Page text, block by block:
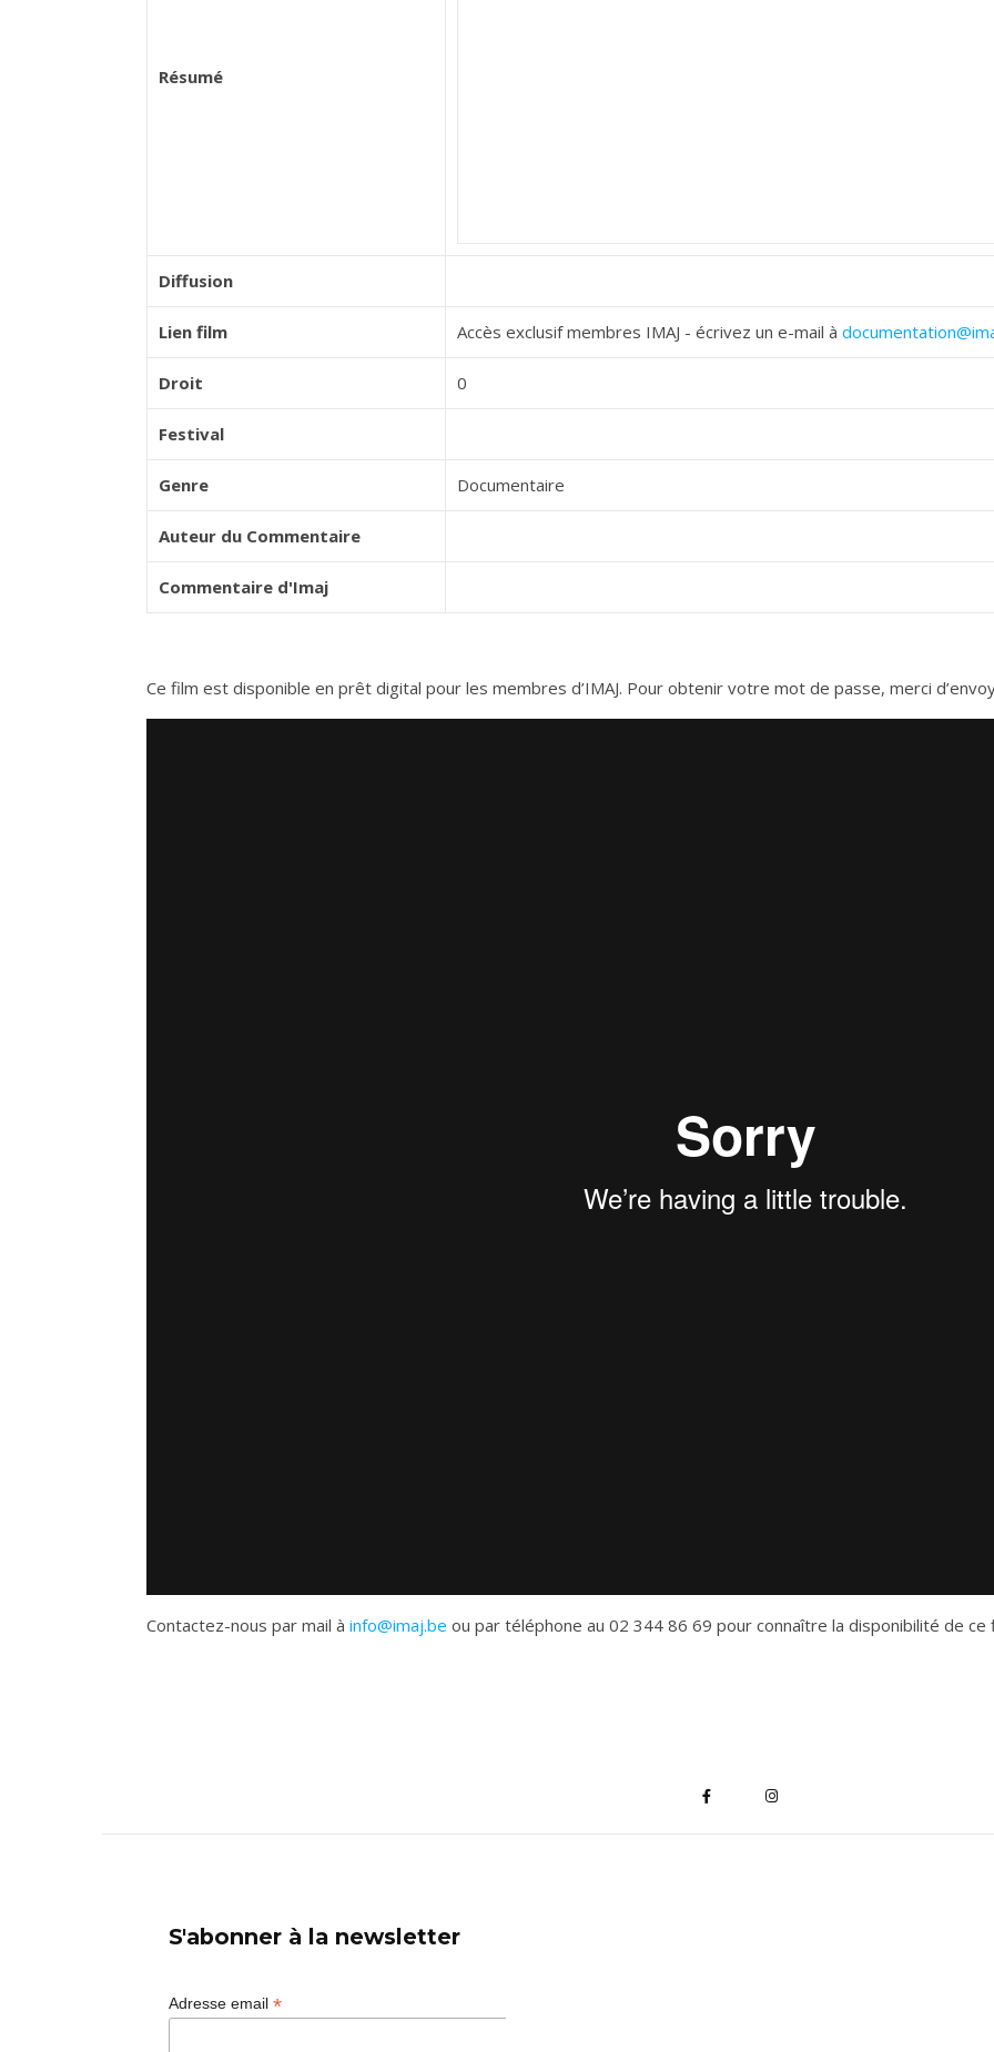
Résumé
Diffusion
Lien film Accès exclusif membres IMAJ - écrivez un e-mail à
Droit 0
Festival
Genre Documentaire
Auteur du Commentaire
Commentaire d'Imaj
Ce film est disponible en prêt digital pour les membres d’IMAJ. Pour obtenir votre mot de passe, merci
Contactez-nous par mail à info@imaj.be ou par téléphone au 02 344 86 69 pour connaître la disponibilité de ce
S'abonner à la newsletter
Adresse email *